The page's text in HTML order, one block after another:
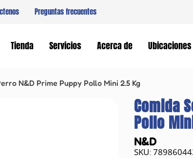
Preguntas frecuentes
Tienda Servicios Acerca de Ubicaciones
N&D Prime Puppy Pollo Mini 2.5 Kg
Comida
Pollo
N&D
: